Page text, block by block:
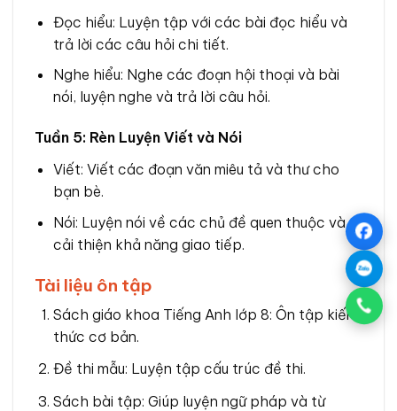
Đọc hiểu: Luyện tập với các bài đọc hiểu và
trả lời các câu hỏi chi tiết.
Nghe hiểu: Nghe các đoạn hội thoại và bài
nói, luyện nghe và trả lời câu hỏi.
Tuần 5: Rèn Luyện Viết và Nói
Viết: Viết các đoạn văn miêu tả và thư cho
bạn bè.
Nói: Luyện nói về các chủ đề quen thuộc và
cải thiện khả năng giao tiếp.
Tài liệu ôn tập
Sách giáo khoa Tiếng Anh lớp 8: Ôn tập kiến
thức cơ bản.
Đề thi mẫu: Luyện tập cấu trúc đề thi.
Sách bài tập: Giúp luyện ngữ pháp và từ